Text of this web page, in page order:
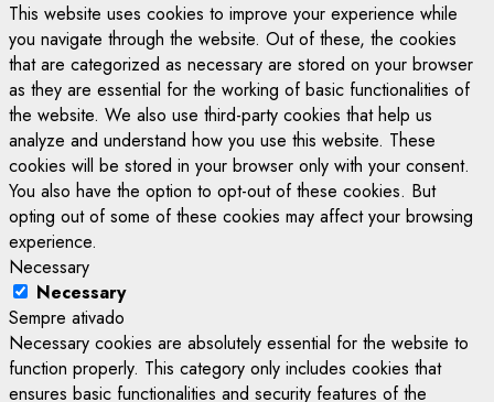
This website uses cookies to improve your experience while
you navigate through the website. Out of these, the cookies
that are categorized as necessary are stored on your browser
as they are essential for the working of basic functionalities of
the website. We also use third-party cookies that help us
analyze and understand how you use this website. These
cookies will be stored in your browser only with your consent.
You also have the option to opt-out of these cookies. But
opting out of some of these cookies may affect your browsing
experience.
Necessary
Necessary
Sempre ativado
Necessary cookies are absolutely essential for the website to
function properly. This category only includes cookies that
ensures basic functionalities and security features of the